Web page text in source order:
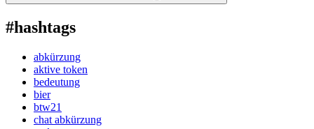
#hashtags
abkürzung
aktive token
bedeutung
bier
btw21
chat abkürzung